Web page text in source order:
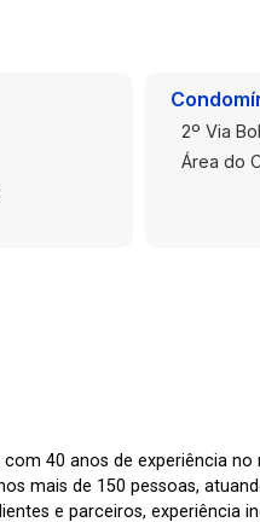
e
2º Via
Área do
40 anos de experiência
mais de 150 pessoas,
e parceiros, experiência